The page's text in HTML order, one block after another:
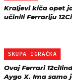
Kraljevi kiča opet
učinili Ferrariju
SKUPA IGRAČKA
Ovaj Ferrari
Aygo X. Ima samo